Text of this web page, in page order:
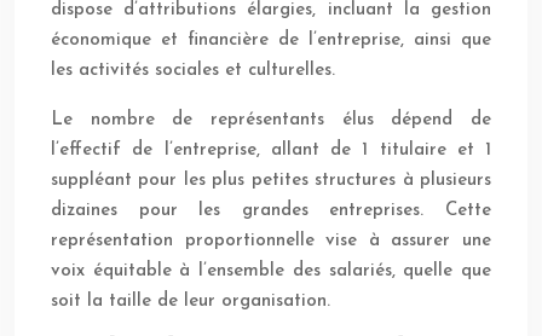
dispose d’attributions élargies, incluant la gestion
économique et financière de l’entreprise, ainsi que
les activités sociales et culturelles.
Le nombre de représentants élus dépend de
l’effectif de l’entreprise, allant de 1 titulaire et 1
suppléant pour les plus petites structures à plusieurs
dizaines pour les grandes entreprises. Cette
représentation proportionnelle vise à assurer une
voix équitable à l’ensemble des salariés, quelle que
soit la taille de leur organisation.